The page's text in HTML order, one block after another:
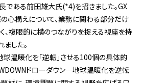
である前田雄大氏(*4)を招きました。GX
心構えについて、業務に関わる部分だけ
、複眼的に横のつながりを捉える視座を持
した。
球温暖化を「逆転」させる100個の具体的
ドローダウン―地球温暖化を逆転